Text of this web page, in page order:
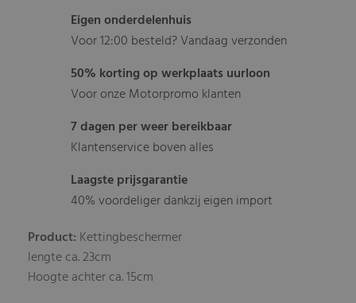
Eigen onderdelenhuis
Voor 12:00 besteld? Vandaag verzonden
50% korting op werkplaats uurloon
Voor onze Motorpromo klanten
7 dagen per weer bereikbaar
Klantenservice boven alles
Laagste prijsgarantie
40% voordeliger dankzij eigen import
Product: Kettingbeschermer
lengte ca. 23cm
Hoogte achter ca. 15cm